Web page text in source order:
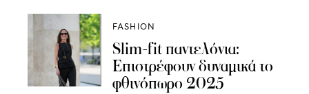
FASHION
Slim-fit παντελόνια:
Επιστρέφουν δυναμικά το
φθινόπωρο 2025